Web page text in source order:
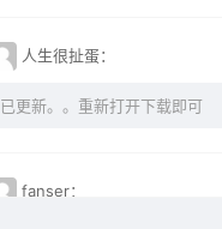
人生很扯蛋：
已更新。。重新打开下载即可
fanser：